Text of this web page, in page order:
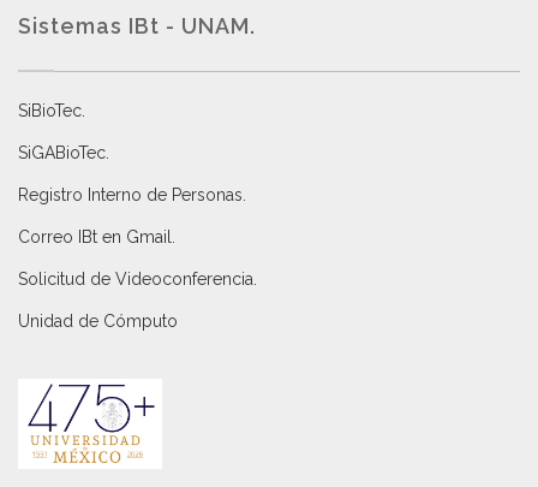
Sistemas IBt - UNAM.
SiBioTec
SiGABioTec.
Registro Interno de Personas
Correo IBt en Gmail
Solicitud de Videoconferencia.
Unidad de Cómputo